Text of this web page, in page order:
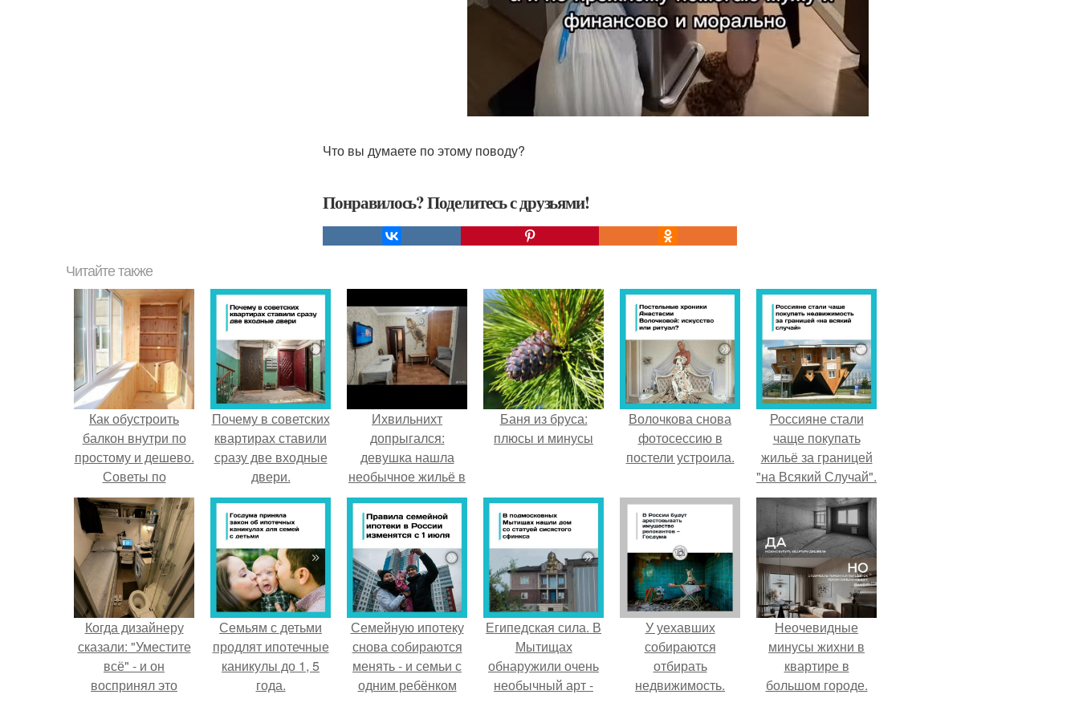
Что вы думаете по этому поводу?
Понравилось? Поделитесь с друзьями!
Читайте также
Как обустроить
балкон внутри по
простому и дешево.
Советы по
обустройству
балкона
Почему в советских
квартирах ставили
сразу две входные
двери.
Ихвильнихт
допрыгался:
девушка нашла
необычное жильё в
Пятигорске.
Баня из бруса:
плюсы и минусы
Волочкова снова
фотосессию в
постели устроила.
Россияне стали
чаще покупать
жильё за границей
"на Всякий Случай".
Когда дизайнеру
сказали: "Уместите
всё" - и он
воспринял это
Семьям с детьми
продлят ипотечные
каникулы до 1, 5
года.
Семейную ипотеку
снова собираются
менять - и семьи с
одним ребёнком
Египедская сила. В
Мытищах
обнаружили очень
необычный арт -
У уехавших
собираются
отбирать
недвижимость.
Неочевидные
минусы жихни в
квартире в
большом городе.